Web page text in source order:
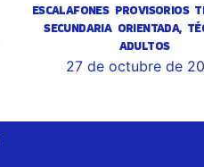
ESCALAFONES PROVISORIOS
SECUNDARIA ORIENTADA,
ADULTOS
27 de octubre de